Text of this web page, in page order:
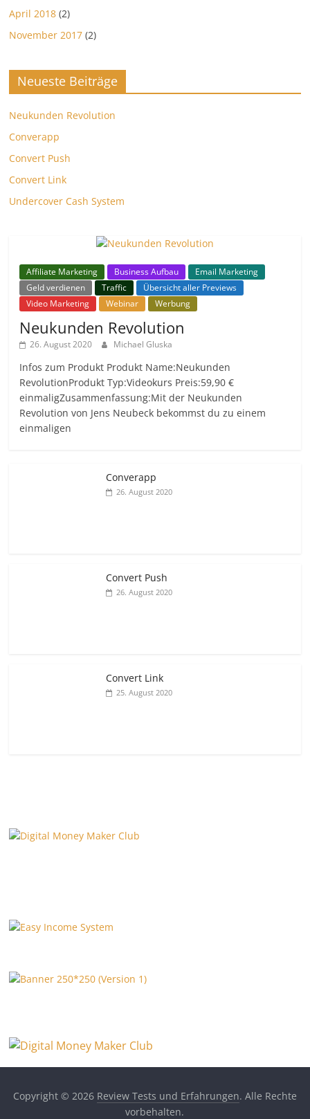
April 2018 (2)
November 2017 (2)
Neueste Beiträge
Neukunden Revolution
Converapp
Convert Push
Convert Link
Undercover Cash System
Affiliate Marketing Business Aufbau
Email Marketing
Geld verdienen
Traffic
Übersicht aller Previews
Video Marketing
Webinar Werbung
Neukunden Revolution
26. August 2020 Michael Gluska
Infos zum Produkt Produkt Name:Neukunden
RevolutionProdukt Typ:Videokurs Preis:59,90 €
einmaligZusammenfassung:Mit der Neukunden
Revolution von Jens Neubeck bekommst du zu einem
einmaligen
Converapp
26. August 2020
Convert Push
26. August 2020
Convert Link
25. August 2020
Copyright © 2026 Review Tests und Erfahrungen. Alle Rechte
vorbehalten.